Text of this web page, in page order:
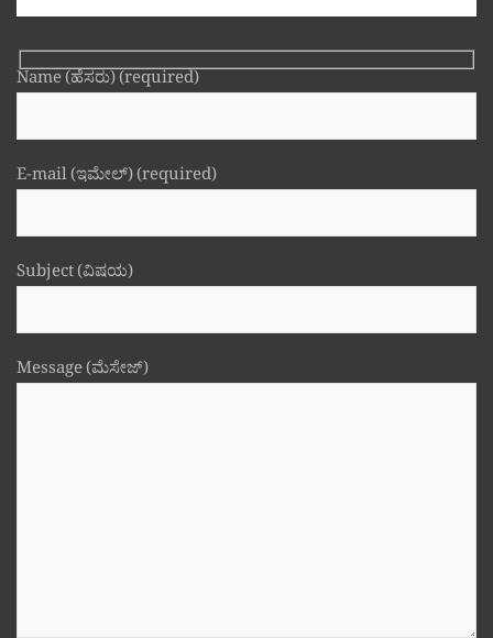
Name (ಹೆಸರು) (required)
E-mail (ಇಮೇಲ್) (required)
Subject (ವಿಷಯ)
Message (ಮೆಸೇಜ್)